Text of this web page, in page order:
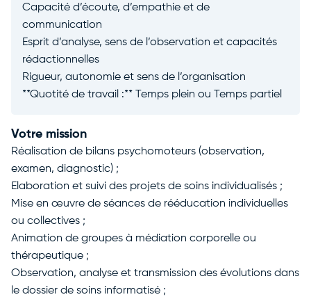
Capacité d’écoute, d’empathie et de
communication
Esprit d’analyse, sens de l’observation et capacités
rédactionnelles
Rigueur, autonomie et sens de l’organisation
**Quotité de travail :** Temps plein ou Temps partiel
Votre mission
Réalisation de bilans psychomoteurs (observation,
examen, diagnostic) ;
Elaboration et suivi des projets de soins individualisés ;
Mise en œuvre de séances de rééducation individuelles
ou collectives ;
Animation de groupes à médiation corporelle ou
thérapeutique ;
Observation, analyse et transmission des évolutions dans
le dossier de soins informatisé ;